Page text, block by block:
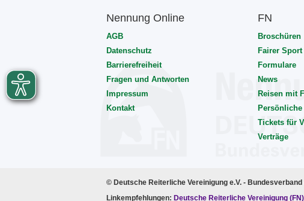
Nennung Online
AGB
Datenschutz
Barrierefreiheit
Fragen und Antworten
Impressum
Kontakt
FN
Broschüren
Fairer Sport
Formulare
News
Reisen mit
Tickets für
Verträge
© Deutsche Reiterliche Vereinigung e.V. -
Linkempfehlungen: Deutsche Reiterliche Vereinigung (FN)